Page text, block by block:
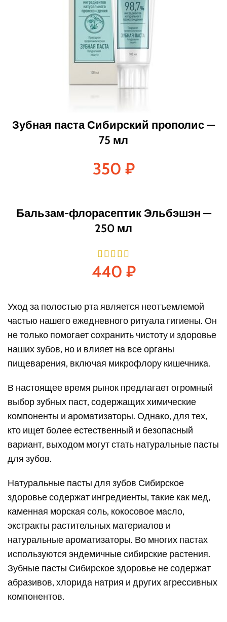
Зубная паста Сибирский прополис —
75 мл
350 ₽
Бальзам-флорасептик Эльбэшэн —
250 мл
440 ₽
Уход за полостью рта является неотъемлемой
частью нашего ежедневного ритуала гигиены. Он
не только помогает сохранить чистоту и здоровье
наших зубов, но и влияет на все органы
пищеварения, включая микрофлору кишечника.
В настоящее время рынок предлагает огромный
выбор зубных паст, содержащих химические
компоненты и ароматизаторы. Однако, для тех,
кто ищет более естественный и безопасный
вариант, выходом могут стать натуральные пасты
для зубов.
Натуральные пасты для зубов Сибирское
здоровье содержат ингредиенты, такие как мед,
каменная морская соль, кокосовое масло,
экстракты растительных материалов и
натуральные ароматизаторы. Во многих пастах
используются эндемичные сибирские растения.
Зубные пасты Сибирское здоровье не содержат
абразивов, хлорида натрия и других агрессивных
компонентов.